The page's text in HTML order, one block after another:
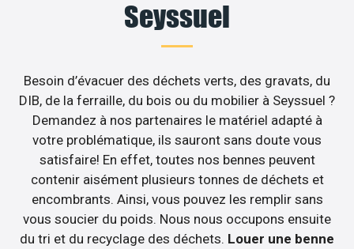
Seyssuel
Besoin d’évacuer des déchets verts, des gravats, du
DIB, de la ferraille, du bois ou du mobilier à Seyssuel ?
Demandez à nos partenaires le matériel adapté à
votre problématique, ils sauront sans doute vous
satisfaire! En effet, toutes nos bennes peuvent
contenir aisément plusieurs tonnes de déchets et
encombrants. Ainsi, vous pouvez les remplir sans
vous soucier du poids. Nous nous occupons ensuite
du tri et du recyclage des déchets. Louer une benne